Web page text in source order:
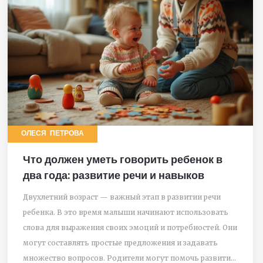
ОЛЕСЯ ПЕТРОВА
Что должен уметь говорить ребенок в
два года: развитие речи и навыков
Двухлетний возраст — важный этап в развитии речи
ребенка. В это время малыши начинают использовать
слова для выражения своих эмоций и потребностей. Они
могут составлять простые предложения и задавать
множество вопросов. Родители могут помочь развитию